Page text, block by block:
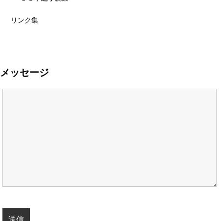
リンク集
メッセージ